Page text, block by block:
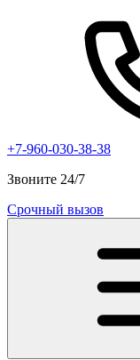
+7-960-030-38-38
Звоните 24/7
Срочный вызов